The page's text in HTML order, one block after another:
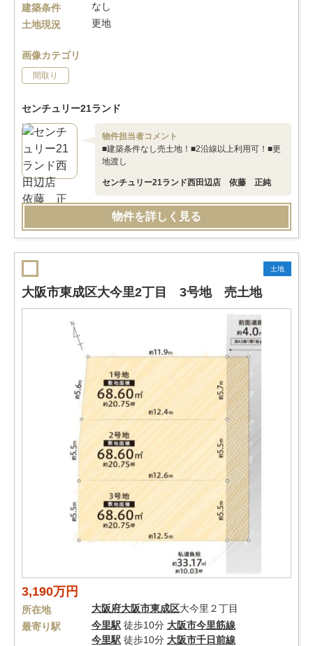
建築条件
なし
土地現況
更地
画像カテゴリ
間取り
センチュリー21ランド
物件担当者コメント
■建築条件なし売土地！■2沿線以上利用可！■更
地渡し
センチュリー21ランド西田辺店 依藤 正純
物件を詳しく見る
土地
大阪市東成区大今里2丁目 3号地 売土地
3,190万円
所在地 大阪府大阪市東成区大今里２丁目
最寄り駅
今里駅 徒歩10分 大阪市今里筋線
今里駅 徒歩10分 大阪市千日前線